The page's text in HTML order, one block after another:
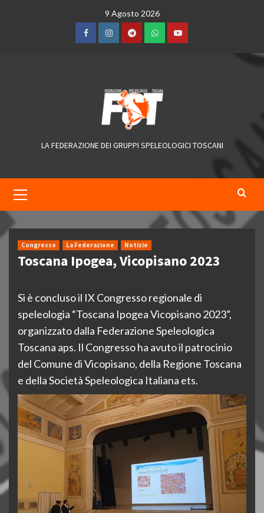
9 Agosto 2026
FacebookInstagramTelegramWhatsAppYouTube
LA FEDERAZIONE DEI GRUPPI SPELEOLOGICI TOSCANI
Menu
Congresso La Federazione Notizie
Toscana Ipogea, Vicopisano 2023
Si è concluso il IX Congresso regionale di
speleologia “Toscana Ipogea Vicopisano 2023”,
organizzato dalla Federazione Speleologica
Toscana aps. Il Congresso ha avuto il patrocinio
del Comune di Vicopisano, della Regione Toscana
e della Società Speleologica Italiana ets.